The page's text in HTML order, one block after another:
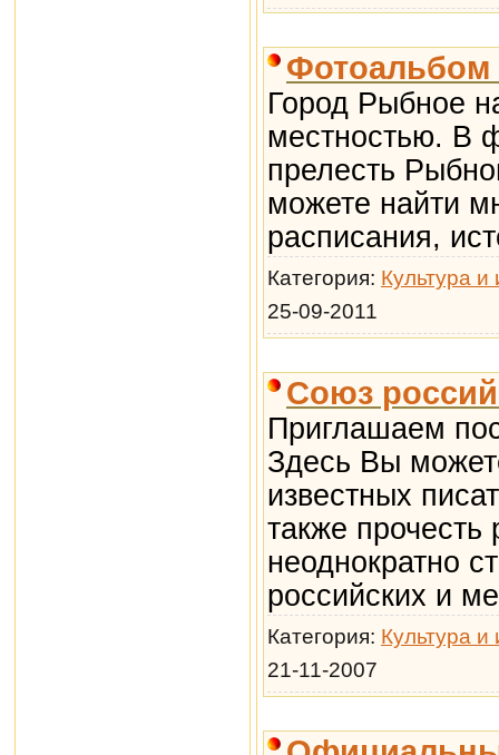
Фотоальбом
Город Рыбное
местностью. В
прелесть
можете найти
расписания,
Категория: Культура и
25-09-2011
Союз
Приглашаем
Здесь Вы
известных
также
неоднократно
российских и
Категория: Культура и
21-11-2007